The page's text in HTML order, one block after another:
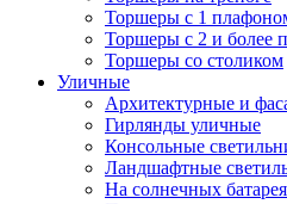
Торшеры с 1
Торшеры с 2 и более
Торшеры со столиком
Уличные
Архитектурные и
Гирлянды уличные
Консольные
Ландшафтные
На солнечных